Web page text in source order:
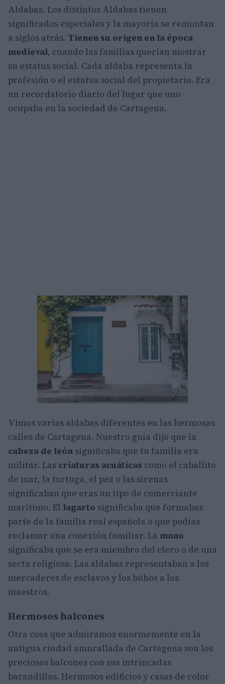
Aldabas. Los distintos Aldabas tienen
significados especiales y la mayoría se remontan
a siglos atrás. Tienen su origen en la época
medieval, cuando las familias querían mostrar
su estatus social. Cada aldaba representa la
profesión o el estatus social del propietario. Era
un recordatorio diario del lugar que uno
ocupaba en la sociedad de Cartagena.
Vimos varias aldabas diferentes en las hermosas
calles de Cartagena. Nuestro guía dijo que la
cabeza de león significaba que tu familia era
militar. Las criaturas acuáticas como el caballito
de mar, la tortuga, el pez o las sirenas
significaban que eras un tipo de comerciante
marítimo. El lagarto significaba que formabas
parte de la familia real española o que podías
reclamar una conexión familiar. La mano
significaba que se era miembro del clero o de una
secta religiosa. Las aldabas representaban a los
mercaderes de esclavos y los búhos a los
maestros.
Hermosos balcones
Otra cosa que admiramos enormemente en la
antigua ciudad amurallada de Cartagena son los
preciosos balcones con sus intrincadas
barandillas. Hermosos edificios y casas de color